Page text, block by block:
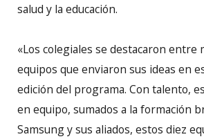
salud y la educación.
«Los colegiales se destacaron entre
equipos que enviaron sus ideas en
edición del programa. Con talento,
en equipo, sumados a la formación
Samsung y sus aliados, estos diez